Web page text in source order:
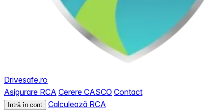
Drivesafe.ro
Asigurare RCA Cerere CASCO Contact
Intră în cont Calculează RCA